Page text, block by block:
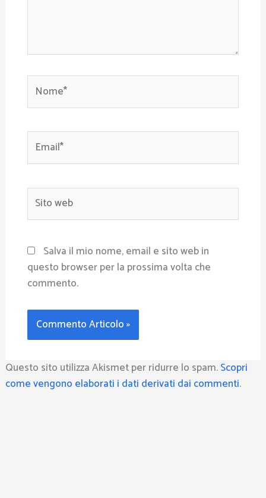
web
Salva il mio nome, email e sito web in
questo browser per la prossima volta che
commento.
Questo sito utilizza Akismet per ridurre lo spam.Scopri
come vengono elaborati i dati derivati dai commenti.